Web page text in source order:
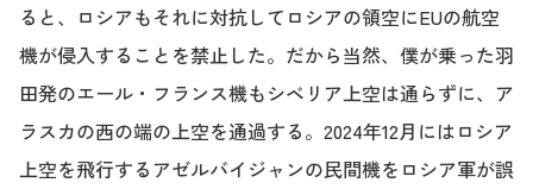
ると、ロシアもそれに対抗してロシアの領空にEUの航空
機が侵入することを禁止した。だから当然、僕が乗った羽
田発のエール・フランス機もシベリア上空は通らずに、ア
ラスカの西の端の上空を通過する。2024年12月にはロシア
上空を飛行するアゼルバイジャンの民間機をロシア軍が誤